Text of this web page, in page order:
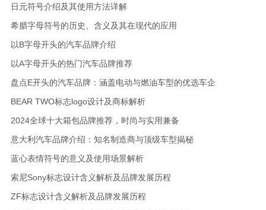
日元符号介绍及其使用方法详解
希腊字母符号的历史、含义及其在现代的应用
以B字母开头的汽车品牌介绍
以A字母开头的热门汽车品牌推荐
盘点E开头的汽车品牌：涵盖电动与燃油车型的优选车企
BEAR TWO标志logo设计及商标解析
2024全球十大箱包品牌推荐，时尚与实用兼备
意大利汽车品牌介绍：知名制造商与顶级车型揭秘
蓝心表情符号的意义及使用场景解析
索尼Sony标志设计含义解析及品牌发展历程
ZF标志设计含义解析及品牌发展历程